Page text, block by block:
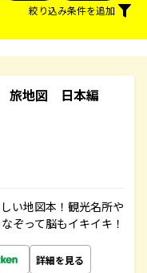
絞り込み条件を追加
旅地図 日本編
い地図本！観光名所や
ぞって脳もイキイキ！
詳細を見る